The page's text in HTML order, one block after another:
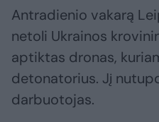
Antradienio vakarą
netoli Ukrainos
aptiktas dronas,
detonatorius. Jį
darbuotojas.